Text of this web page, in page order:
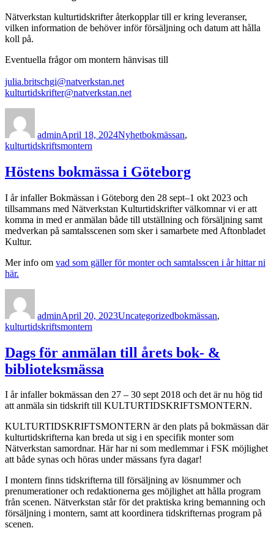
Nätverkstan kulturtidskrifter återkopplar till er kring leveranser,
vilken information de behöver inför försäljning och datum att hålla
koll på.
Eventuella frågor om montern hänvisas till
julia.britschgi@natverkstan.net
kulturtidskrifter@natverkstan.net
adminApril 18, 2024Nyhetbokmässan,
kulturtidskriftsmontern
Höstens bokmässa i Göteborg
I år infaller Bokmässan i Göteborg den 28 sept–1 okt 2023 och
tillsammans med Nätverkstan Kulturtidskrifter välkomnar vi er att
komma in med er anmälan både till utställning och försäljning samt
medverkan på samtalsscenen som sker i samarbete med Aftonbladet
Kultur.
Mer info om vad som gäller för monter och samtalsscen i år hittar ni
här.
adminApril 20, 2023Uncategorizedbokmässan,
kulturtidskriftsmontern
Dags för anmälan till årets bok- &
biblioteksmässa
I år infaller bokmässan den 27 – 30 sept 2018 och det är nu hög tid
att anmäla sin tidskrift till KULTURTIDSKRIFTSMONTERN.
KULTURTIDSKRIFTSMONTERN är den plats på bokmässan där
kulturtidskrifterna kan breda ut sig i en specifik monter som
Nätverkstan samordnar. Här har ni som medlemmar i FSK möjlighet
att både synas och höras under mässans fyra dagar!
I montern finns tidskrifterna till försäljning av lösnummer och
prenumerationer och redaktionerna ges möjlighet att hålla program
från scenen. Nätverkstan står för det praktiska kring bemanning och
försäljning i montern, samt att koordinera tidskrifternas program på
scenen.